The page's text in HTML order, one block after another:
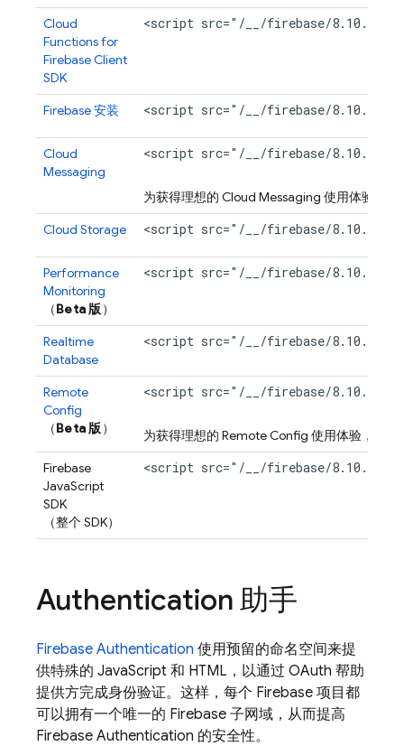
Cloud
Functions for
FirebaseClient
SDK
<script src="/__/firebase/8.10.1/
Firebase安装 <script src="/__/firebase/8.10.1/
Cloud
Messaging
<script src="/__/firebase/8.10.1/
为获得理想的 Cloud Messaging 使用体验，还
Cloud Storage
<script src="/__/firebase/8.10.1/
Performance
Monitoring
（Beta 版 ）
<script src="/__/firebase/8.10.1/
Realtime
Database
<script src="/__/firebase/8.10.1/
Remote
Config
（Beta 版 ）
<script src="/__/firebase/8.10.1/
为获得理想的 Remote Config 使用体验，还需
Firebase
JavaScript
SDK
（整个 SDK）
<script src="/__/firebase/8.10.1/
Authentication 助手
Firebase Authentication 使用预留的命名空间来提
供特殊的 JavaScript 和 HTML，以通过 OAuth 帮助
提供方完成身份验证。这样，每个 Firebase 项目都
可以拥有一个唯一的 Firebase 子网域，从而提高
Firebase Authentication 的安全性。